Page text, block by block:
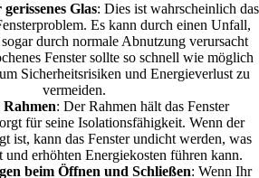
Glas: Dies ist wahrscheinlich das
Es kann durch einen Unfall,
durch normale Abnutzung verursacht
Fenster sollte so schnell wie möglich
Sicherheitsrisiken und Energieverlust zu
vermeiden.
Rahmen: Der Rahmen hält das Fenster
für seine Isolationsfähigkeit. Wenn der
ist, kann das Fenster undicht werden, was
und erhöhten Energiekosten führen kann.
beim Öffnen und Schließen: Wenn Ihr